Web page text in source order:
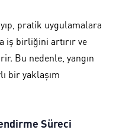
pratik uygulamalara
iş birliğini artırır ve
Bu nedenle, yangın
bir yaklaşım
Süreci